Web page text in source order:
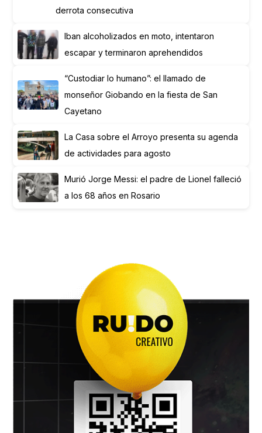
derrota consecutiva
Iban alcoholizados en moto, intentaron
escapar y terminaron aprehendidos
“Custodiar lo humano”: el llamado de
monseñor Giobando en la fiesta de San
Cayetano
La Casa sobre el Arroyo presenta su agenda
de actividades para agosto
Murió Jorge Messi: el padre de Lionel falleció
a los 68 años en Rosario